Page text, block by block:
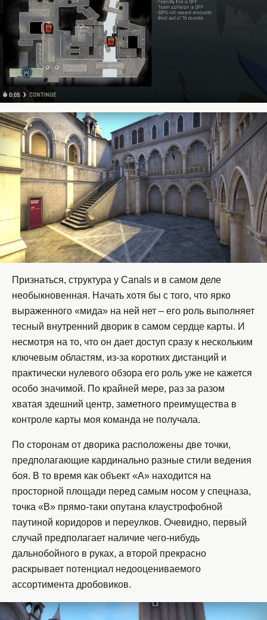
Признаться, структура у Canals и в самом деле
необыкновенная. Начать хотя бы с того, что ярко
выраженного «мида» на ней нет – его роль выполняет
тесный внутренний дворик в самом сердце карты. И
несмотря на то, что он дает доступ сразу к нескольким
ключевым областям, из-за коротких дистанций и
практически нулевого обзора его роль уже не кажется
особо значимой. По крайней мере, раз за разом
хватая здешний центр, заметного преимущества в
контроле карты моя команда не получала.
По сторонам от дворика расположены две точки,
предполагающие кардинально разные стили ведения
боя. В то время как объект «A» находится на
просторной площади перед самым носом у спецназа,
точка «B» прямо-таки опутана клаустрофобной
паутиной коридоров и переулков. Очевидно, первый
случай предполагает наличие чего-нибудь
дальнобойного в руках, а второй прекрасно
раскрывает потенциал недооцениваемого
ассортимента дробовиков.